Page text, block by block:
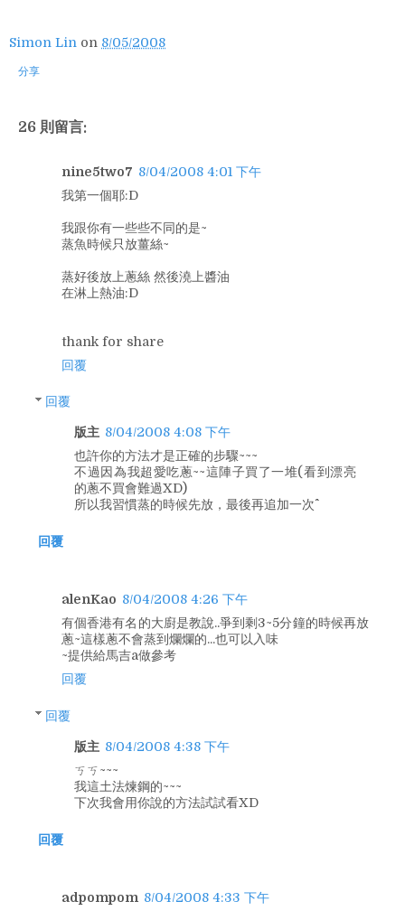
Simon Lin on 8/05/2008
分享
26 則留言:
nine5two7 8/04/2008 4:01 下午
我第一個耶:D
我跟你有一些些不同的是~
蒸魚時候只放薑絲~
蒸好後放上蔥絲 然後澆上醬油
在淋上熱油:D
thank for share
回覆
回覆
版主 8/04/2008 4:08 下午
也許你的方法才是正確的步驟~~~
不過因為我超愛吃蔥~~這陣子買了一堆(看到漂亮
的蔥不買會難過XD)
所以我習慣蒸的時候先放，最後再追加一次^^
回覆
alenKao 8/04/2008 4:26 下午
有個香港有名的大廚是教說..爭到剩3~5分鐘的時候再放
蔥~這樣蔥不會蒸到爛爛的...也可以入味
~提供給馬吉a做參考
回覆
回覆
版主 8/04/2008 4:38 下午
ㄎㄎ~~~
我這土法煉鋼的~~~
下次我會用你說的方法試試看XD
回覆
adpompom 8/04/2008 4:33 下午